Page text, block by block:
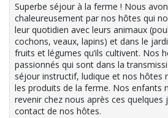
Superbe séjour à la ferme ! Nous
chaleureusement par nos hôtes qui
leur quotidien avec leurs animaux
cochons, veaux, lapins) et dans le
fruits et légumes qu’ils cultivent. Nos
passionnés qui sont dans la
séjour instructif, ludique et nos hôtes
les produits de la ferme. Nos enfants
revenir chez nous après ces quelques
contact de nos hôtes.